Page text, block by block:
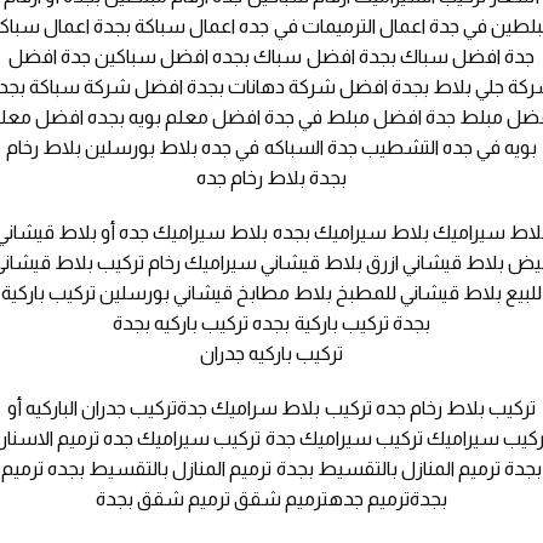
في جدة اعمال الترميمات في جده اعمال سباكة بجدة اعمال
جدة افضل سباك بجدة افضل سباك بجده افضل سباكين جدة افضل
جلي بلاط بجدة افضل شركة دهانات بجدة افضل شركة سباكة
مبلط جدة افضل مبلط في جدة افضل معلم بويه بجده افضل
بويه في جده التشطيب جدة السباكه في جده بلاط بورسلين بلاط رخام
بجدة بلاط رخام جده
سيراميك بلاط سيراميك بجده بلاط سيراميك جده أو بلاط
بلاط قيشاني ازرق بلاط قيشاني سيراميك رخام تركيب بلاط
للبيع بلاط قيشاني للمطبخ بلاط مطابخ قيشاني بورسلين تركيب باركية
بجدة تركيب باركية بجده تركيب باركيه بجدة
تركيب باركيه جدران
تركيب بلاط رخام جده تركيب بلاط سراميك جدةتركيب جدران الباركيه أو
سيراميك تركيب سيراميك جدة تركيب سيراميك جده ترميم
بجدة ترميم المنازل بالتقسيط بجدة ترميم المنازل بالتقسيط بجده ترميم
بجدةترميم جدهترميم شقق ترميم شقق بجدة